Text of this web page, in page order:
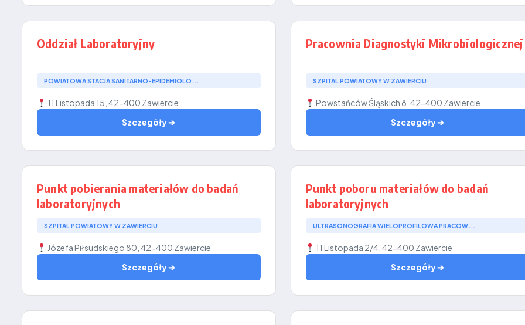
Oddział Laboratoryjny
POWIATOWA STACJA SANITARNO-EPIDEMIOLO...
11 Listopada 15, 42-400 Zawiercie
Szczegóły ➔
Pracownia Diagnostyki Mikrobiologicznej
SZPITAL POWIATOWY W ZAWIERCIU
Powstańców Śląskich 8, 42-400 Zawiercie
Szczegóły ➔
Punkt pobierania materiałów do badań
laboratoryjnych
SZPITAL POWIATOWY W ZAWIERCIU
Józefa Piłsudskiego 80, 42-400 Zawiercie
Szczegóły ➔
Punkt poboru materiałów do badań
laboratoryjnych
ULTRASONOGRAFIA WIELOPROFILOWA PRACOW...
11 Listopada 2/4, 42-400 Zawiercie
Szczegóły ➔